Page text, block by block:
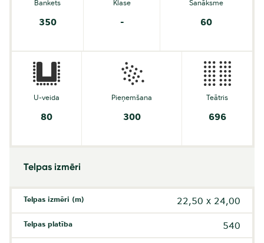
Bankets
350
Klase
-
Sanāksme
60
U-veida
80
Pieņemšana
300
Teātris
696
Telpas izmēri
Telpas izmēri (m) 22,50 x 24,00
Telpas platība 540